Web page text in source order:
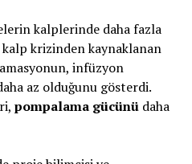
kalplerinde daha fazla
krizinden kaynaklanan
infüzyon
az olduğunu gösterdi.
pompalama gücünüdaha